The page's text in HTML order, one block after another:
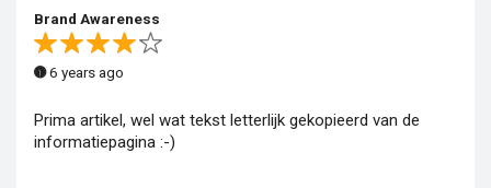
Brand Awareness
6 years ago
Prima artikel, wel wat tekst letterlijk gekopieerd van de
informatiepagina :-)